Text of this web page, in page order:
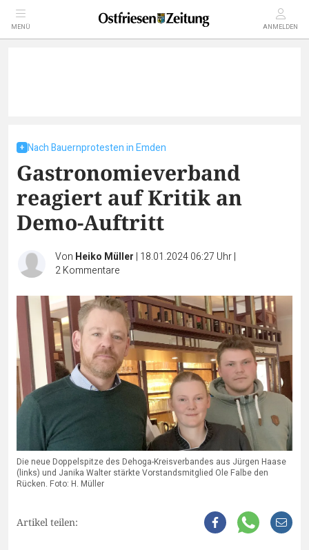
MENÜ ANMELDEN
Nach Bauernprotesten in Emden
Gastronomieverband
reagiert auf Kritik an
Demo-Auftritt
Von Heiko Müller | 18.01.2024 06:27 Uhr|
2Kommentare
Die neue Doppelspitze des Dehoga-Kreisverbandes aus Jürgen Haase
(links) und Janika Walter stärkte Vorstandsmitglied Ole Falbe den
Rücken. Foto: H. Müller
Artikel teilen: